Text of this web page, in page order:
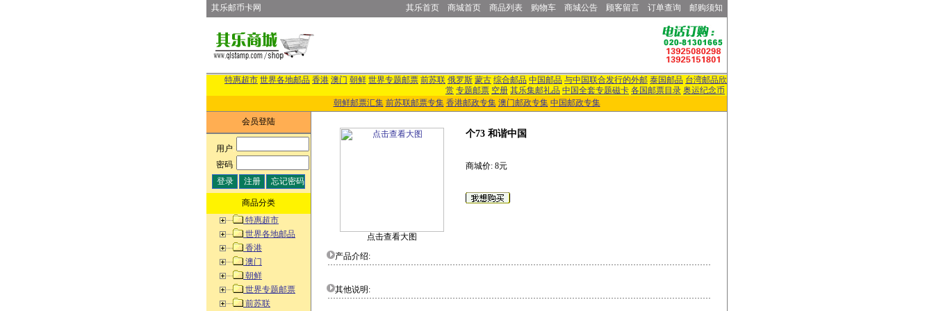
其乐邮币卡网 其乐首页 商城首页 商品列表 购物车 商城公告 顾客留言 订单查询 邮购须知
特惠超市 世界各地邮品 香港 澳门 朝鲜 世界专题邮票 前苏联 俄罗斯 蒙古 综合邮品 中国邮品 与中国联合发行的外邮 泰国邮品 台湾邮品欣
赏 专题邮票 空册 其乐集邮礼品 中国全套专题磁卡 各国邮票目录 奥运纪念币
朝鲜邮票汇集 前苏联邮票专集 香港邮政专集 澳门邮政专集 中国邮政专集
会员登陆
用户:
密码:
商品分类
特惠超市
世界各地邮品
香港
澳门
朝鲜
世界专题邮票
前苏联
点击查看大图
个73 和谐中国
商城价: 8元
产品介绍:
其他说明: